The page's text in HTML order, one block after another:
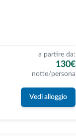
a partire da:
130€
notte/persona
Vedi alloggio